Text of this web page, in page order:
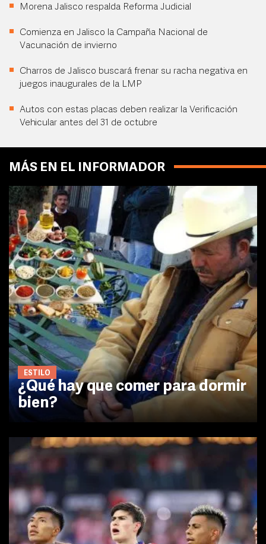
Morena Jalisco respalda Reforma Judicial
Comienza en Jalisco la Campaña Nacional de
Vacunación de invierno
Charros de Jalisco buscará frenar su racha negativa en
juegos inaugurales de la LMP
Autos con estas placas deben realizar la Verificación
Vehicular antes del 31 de octubre
MÁS EN EL INFORMADOR
ESTILO
¿Qué hay que comer para dormir
bien?